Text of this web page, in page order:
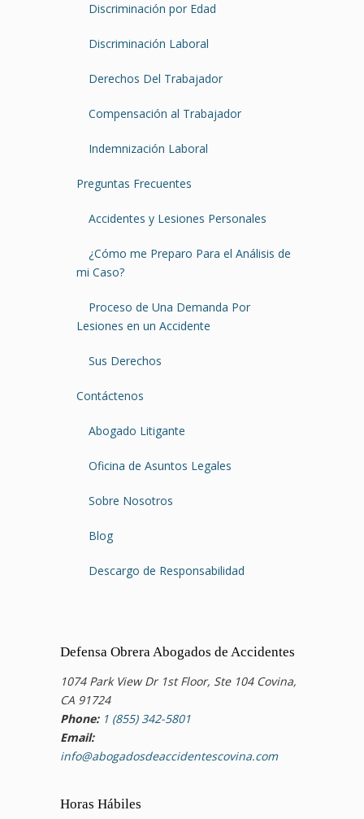
Discriminación por Edad
Discriminación Laboral
Derechos Del Trabajador
Compensación al Trabajador
Indemnización Laboral
Preguntas Frecuentes
Accidentes y Lesiones Personales
¿Cómo me Preparo Para el Análisis de
mi Caso?
Proceso de Una Demanda Por
Lesiones en un Accidente
Sus Derechos
Contáctenos
Abogado Litigante
Oficina de Asuntos Legales
Sobre Nosotros
Blog
Descargo de Responsabilidad
Defensa Obrera Abogados de Accidentes
1074 Park View Dr 1st Floor, Ste 104 Covina,
CA 91724
Phone: 1 (855) 342-5801
Email:
info@abogadosdeaccidentescovina.com
Horas Hábiles